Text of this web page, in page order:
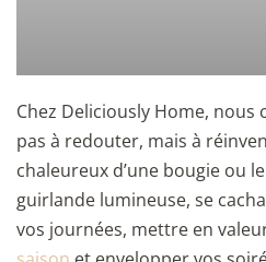
Chez Deliciously Home, nous
pas à redouter, mais à
chaleureux d’une bougie ou
guirlande lumineuse, se
vos journées, mettre en